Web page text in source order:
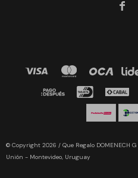

© Copyright 2026 / Que Regalo DOMENECH
Unión - Montevideo, Uruguay